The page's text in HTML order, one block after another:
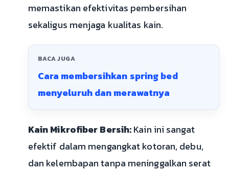
memastikan efektivitas pembersihan
sekaligus menjaga kualitas kain.
BACA JUGA
Cara membersihkan spring bed
menyeluruh dan merawatnya
Kain Mikrofiber Bersih:Kain ini sangat
efektif dalam mengangkat kotoran, debu,
dan kelembapan tanpa meninggalkan serat